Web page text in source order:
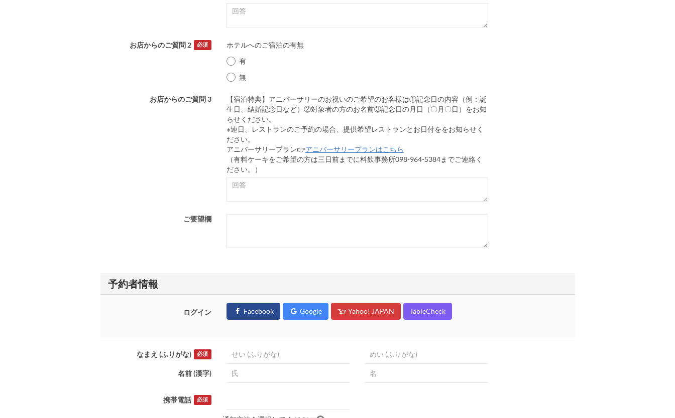
お店からのご質問 2 必須
ホテルへのご宿泊の有無
有
無
お店からのご質問 3
【宿泊特典】アニバーサリーのお祝いのご希望のお客様は①記念日の内容（例：誕
生日、結婚記念日など）②対象者の方のお名前③記念日の月日（〇月〇日）をお知
らせください。
※連日、レストランのご予約の場合、提供希望レストランとお日付ををお知らせく
ださい。
アニバーサリープラン👉アニバーサリープランはこちら
（有料ケーキをご希望の方は三日前までに料飲事務所098-964-5384までご連絡く
ださい。）
ご要望欄
予約者情報
ログイン Facebook Google Yahoo! JAPAN TableCheck
なまえ (ふりがな) 必須
名前 (漢字)
携帯電話 必須